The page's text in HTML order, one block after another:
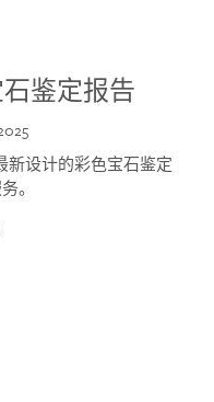
鉴定报告
新设计的彩色宝石鉴定
。